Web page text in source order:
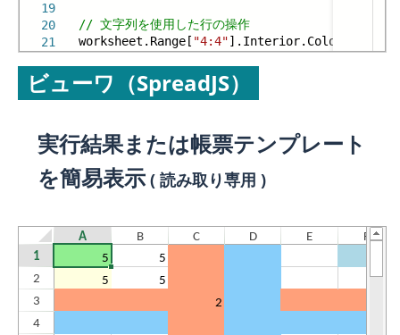
19
20
21
// 文字列を使用した行の操作
worksheet.Range[ "4:4"].Interior.Color =
ビューワ（SpreadJS）
実行結果または帳票テンプレート
を簡易表示 ( 読み取り専用 )